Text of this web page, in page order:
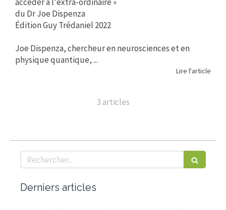
du Dr Joe Dispenza
Édition Guy Trédaniel 2022
Joe Dispenza, chercheur en neurosciences et en
physique quantique, ...
Lire l'article
3 articles
Rechercher
Derniers articles